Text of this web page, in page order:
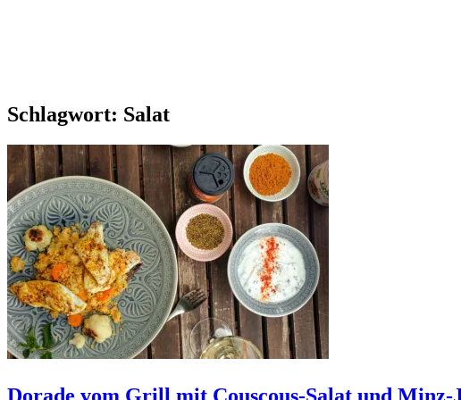
Schlagwort: Salat
Dorade vom Grill mit Couscous-Salat und